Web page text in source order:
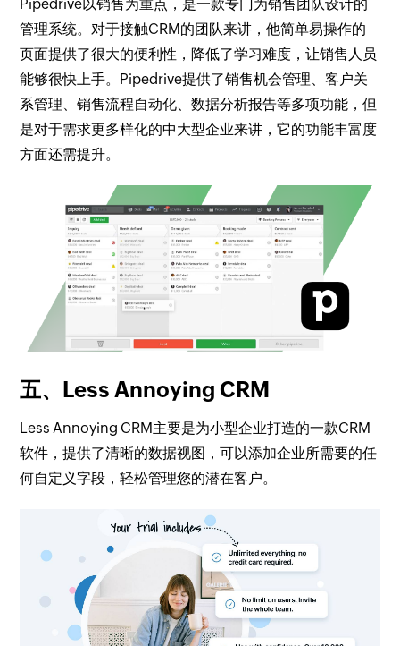
Pipedrive以销售为重点，是一款专门为销售团队设计的
管理系统。对于接触CRM的团队来讲，他简单易操作的
页面提供了很大的便利性，降低了学习难度，让销售人员
能够很快上手。Pipedrive提供了销售机会管理、客户关
系管理、销售流程自动化、数据分析报告等多项功能，但
是对于需求更多样化的中大型企业来讲，它的功能丰富度
方面还需提升。
五、Less Annoying CRM
Less Annoying CRM主要是为小型企业打造的一款CRM
软件，提供了清晰的数据视图，可以添加企业所需要的任
何自定义字段，轻松管理您的潜在客户。